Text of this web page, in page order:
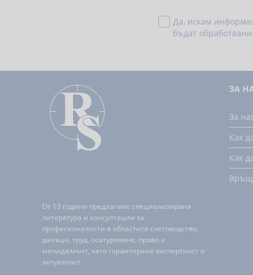
Да, искам
бъдат
От 13 години предлагаме специализирана
литература и консултации за
професионалисти в областите счетоводство,
данъци, труд, осигуряване, право и
мениджмънт, като гарантираме експертност и
актуалност.
ЗА
За
Как
Как